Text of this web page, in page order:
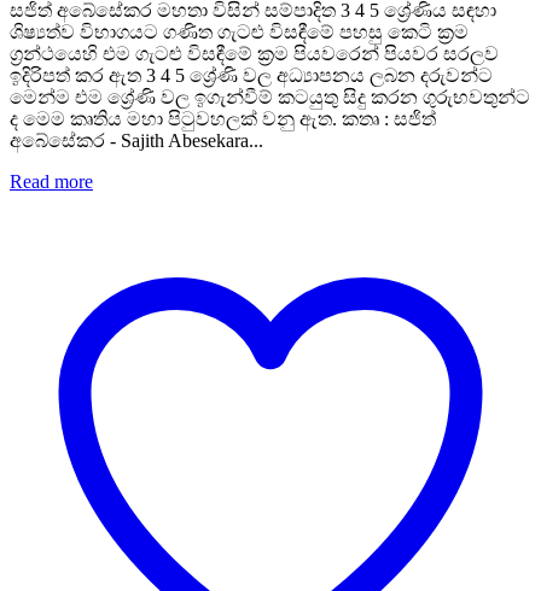
සජිත් අබේසේකර මහතා විසින් සම්පාදිත 3 4 5 ශ්‍රේණිය සඳහා
ශිෂ්‍යත්ව විභාගයට ගණිත ගැටළු විසඳීමේ පහසු කෙටි ක්‍රම
ග්‍රන්ථයෙහි එම ගැටළු විසඳීමේ ක්‍රම පියවරෙන් පියවර සරලව
ඉදිරිපත් කර ඇත 3 4 5 ශ්‍රේණි වල අධ්‍යාපනය ලබන දරුවන්ට
මෙන්ම එම ශ්‍රේණි වල ඉගැන්වීම් කටයුතු සිදු කරන ගුරුභවතුන්ට
ද මෙම කෘතිය මහා පිටුවහලක් වනු ඇත. කතෘ : සජිත්
අබේසේකර - Sajith Abesekara...
Read more